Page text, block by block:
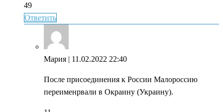
49
Ответить
Мария | 11.02.2022 22:40
После присоединения к России Малороссию
переименрвали в Окраину (Украину).